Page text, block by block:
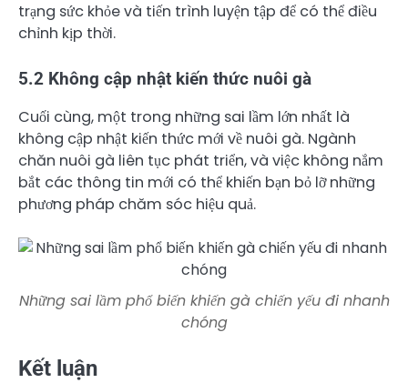
trạng sức khỏe và tiến trình luyện tập để có thể điều
chỉnh kịp thời.
5.2 Không cập nhật kiến thức nuôi gà
Cuối cùng, một trong những sai lầm lớn nhất là
không cập nhật kiến thức mới về nuôi gà. Ngành
chăn nuôi gà liên tục phát triển, và việc không nắm
bắt các thông tin mới có thể khiến bạn bỏ lỡ những
phương pháp chăm sóc hiệu quả.
Những sai lầm phổ biến khiến gà chiến yếu đi nhanh
chóng
Kết luận